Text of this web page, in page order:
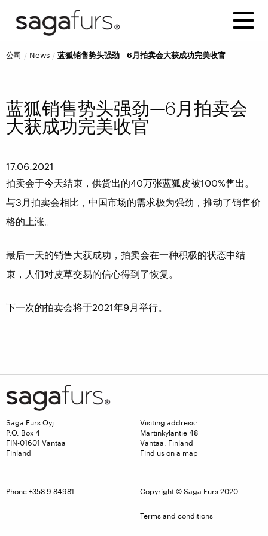
公司 news 蓝狐销售势头强劲—6月拍卖会大获成功完美收官
蓝狐销售势头强劲—6月拍卖会
大获成功完美收官
17.06.2021
拍卖会于今天结束，供货出的40万张蓝狐皮被100%售出。
与3月拍卖会相比，中国市场的需求极为强劲，推动了销售价
格的上涨。
最后一天的销售大获成功，拍卖会在一种积极的状态中结
束，人们对皮草交易的信心得到了恢复。
下一次的拍卖会将于2021年9月举行。
Saga Furs Oyj
P.O. Box 4
FIN-01601 Vantaa
Finland
Visiting address:
Martinkyläntie 48
Vantaa, Finland
Find us on a map
Phone +358 9 84981 Copyright © Saga Furs 2020
Terms and conditions